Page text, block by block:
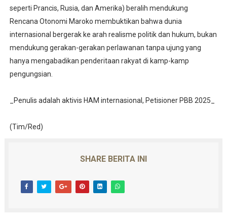
seperti Prancis, Rusia, dan Amerika) beralih mendukung
Rencana Otonomi Maroko membuktikan bahwa dunia
internasional bergerak ke arah realisme politik dan hukum, bukan
mendukung gerakan-gerakan perlawanan tanpa ujung yang
hanya mengabadikan penderitaan rakyat di kamp-kamp
pengungsian.
_Penulis adalah aktivis HAM internasional, Petisioner PBB 2025_
(Tim/Red)
SHARE BERITA INI